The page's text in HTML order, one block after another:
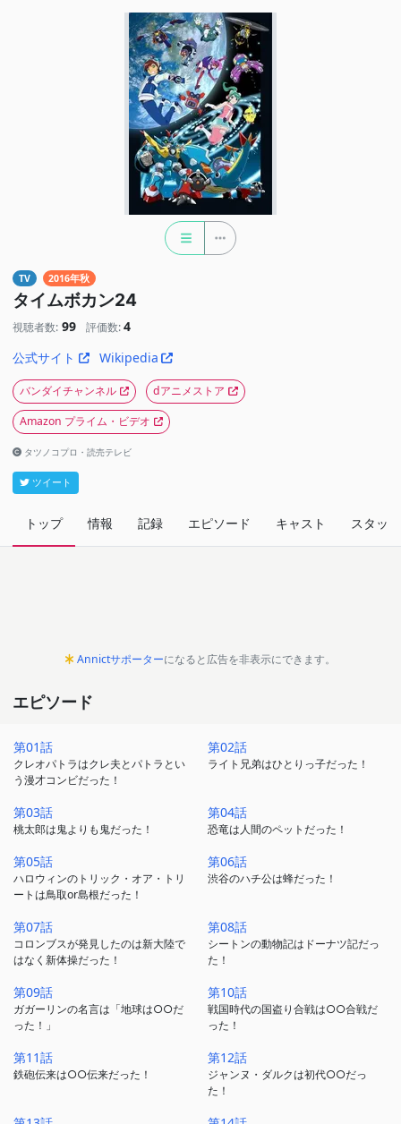
TV 2016年秋
タイムボカン24
視聴者数: 99 評価数: 4
公式サイト
Wikipedia
バンダイチャンネル
dアニメストア
Amazon プライム・ビデオ
タツノコプロ・読売テレビ
ツイート
トップ 情報 記録 エピソード キャスト スタッフ
Annictサポーターになると広告を非表示にできます。
エピソード
第01話
クレオパトラはクレ夫とパトラとい
う漫才コンビだった！
第02話
ライト兄弟はひとりっ子だった！
第03話
桃太郎は鬼よりも鬼だった！
第04話
恐竜は人間のペットだった！
第05話
ハロウィンのトリック・オア・トリ
ートは鳥取or島根だった！
第06話
渋谷のハチ公は蜂だった！
第07話
コロンブスが発見したのは新大陸で
はなく新体操だった！
第08話
シートンの動物記はドーナツ記だっ
た！
第09話
ガガーリンの名言は「地球は○○だ
った！」
第10話
戦国時代の国盗り合戦は○○合戦だ
った！
第11話
鉄砲伝来は○○伝来だった！
第12話
ジャンヌ・ダルクは初代○○だっ
た！